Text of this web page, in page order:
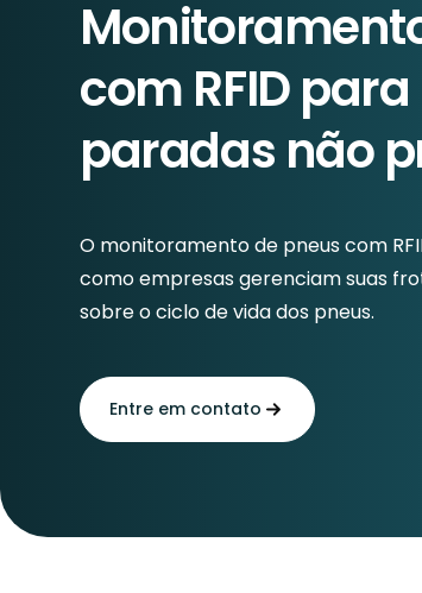
com RFID
paradas não
O monitoramento de pneus com
como empresas gerenciam suas
sobre o ciclo de vida dos pneus.
Entre em contato